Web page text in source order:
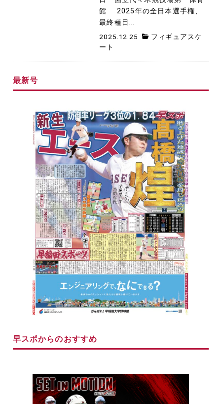
館 2025年の全日本選手権、
最終種目...
2025.12.25
フィギュアスケ
ート
最新号
早スポからのおすすめ